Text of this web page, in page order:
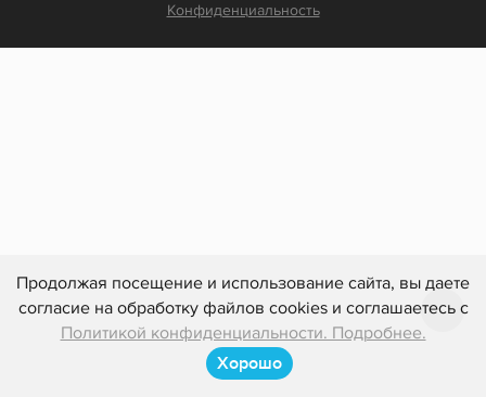
Продолжая посещение и использование сайта, вы даете
согласие на обработку файлов cookies и соглашаетесь с
Политикой конфиденциальности. Подробнее.
Хорошо
Конфиденциальность